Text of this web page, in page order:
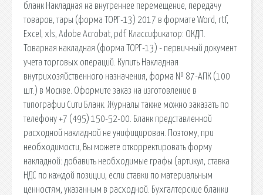
бланк Накладная на внутреннее перемещение, передачу
товаров, тары (форма ТОРГ-13) 2017 в формате Word, rtf,
Excel, xls, Adobe Acrobat, pdf. Классификатор: ОКДП.
Товарная накладная (форма ТОРГ-13) - первичный документ
учета торговых операций. Купить Накладная
внутрихозяйственного назначения, форма № 87-АПК (100
шт.) в Москве. Оформите заказ на изготовление в
типографии Сити Бланк. Журналы также можно заказать по
телефону +7 (495) 150-52-00. Бланк представленной
расходной накладной не унифицирован. Поэтому, при
необходимости, Вы можете откорректировать форму
накладной: добавить необходимые графы (артикул, ставка
НДС по каждой позиции, если ставки по материальным
ценностям, указанным в расходной. Бухгалтерские бланки